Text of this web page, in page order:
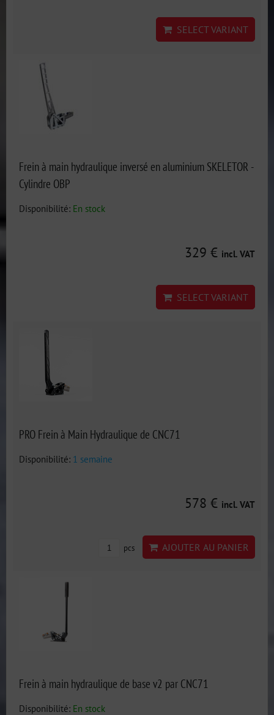
SELECT VARIANT
Frein à main hydraulique inversé en aluminium SKELETOR -
Cylindre OBP
Disponibilité: En stock
329 € incl. VAT
SELECT VARIANT
PRO Frein à Main Hydraulique de CNC71
Disponibilité: 1 semaine
578 € incl. VAT
pcs AJOUTER AU PANIER
Frein à main hydraulique de base v2 par CNC71
Disponibilité: En stock